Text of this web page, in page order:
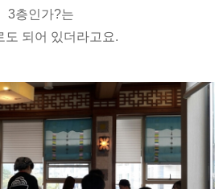
3층인가?는
도 되어 있더라고요.